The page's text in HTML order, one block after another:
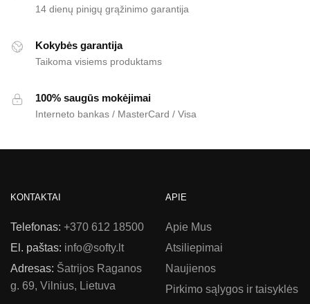
14 dienų pinigų grąžinimo garantija
Kokybės garantija
Taikoma visiems produktams
100% saugūs mokėjimai
Interneto bankas / MasterCard / Visa
KONTAKTAI
Telefonas: +370 612 18500
El. paštas: info@softy.lt
Adresas: Šatrijos Raganos
g. 69, Vilnius, Lietuva
APIE
Apie Mus
Atsiliepimai
Naujienos
Pirkimo sąlygos ir taisyklės